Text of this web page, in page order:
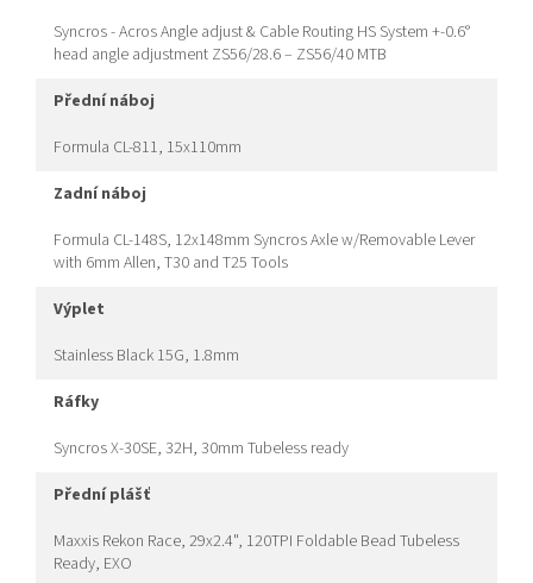
Syncros - Acros Angle adjust & Cable Routing HS System +-0.6°
head angle adjustment ZS56/28.6 – ZS56/40 MTB
přední náboj
Formula CL-811, 15x110mm
zadní náboj
Formula CL-148S, 12x148mm Syncros Axle w/Removable Lever
with 6mm Allen, T30 and T25 Tools
výplet
Stainless Black 15G, 1.8mm
ráfky
Syncros X-30SE, 32H, 30mm Tubeless ready
přední plášť
Maxxis Rekon Race, 29x2.4", 120TPI Foldable Bead Tubeless
Ready, EXO